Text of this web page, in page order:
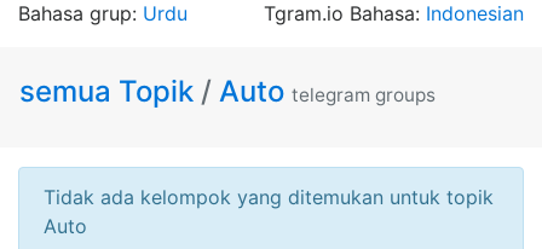
Bahasa grup: Urdu Tgram.io Bahasa: Indonesian
semua Topik / Auto telegram groups
Tidak ada kelompok yang ditemukan untuk topik
Auto